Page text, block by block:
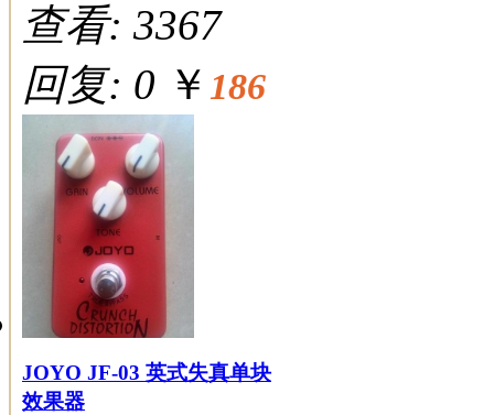
查看: 3367
回复: 0 ￥ 186
JOYO JF-03 英式失真单块
效果器